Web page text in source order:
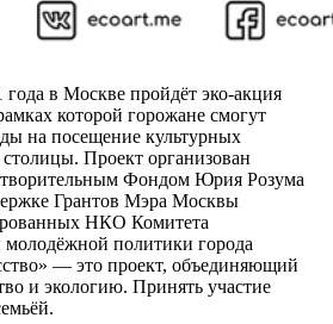
в Москве пройдёт эко‑акция
которой горожане смогут
на посещение культурных
Проект организован
Фондом Юрия Розума
Грантов Мэра Москвы
НКО Комитета
молодёжной политики города
— это проект, объединяющий
и экологию. Принять участие